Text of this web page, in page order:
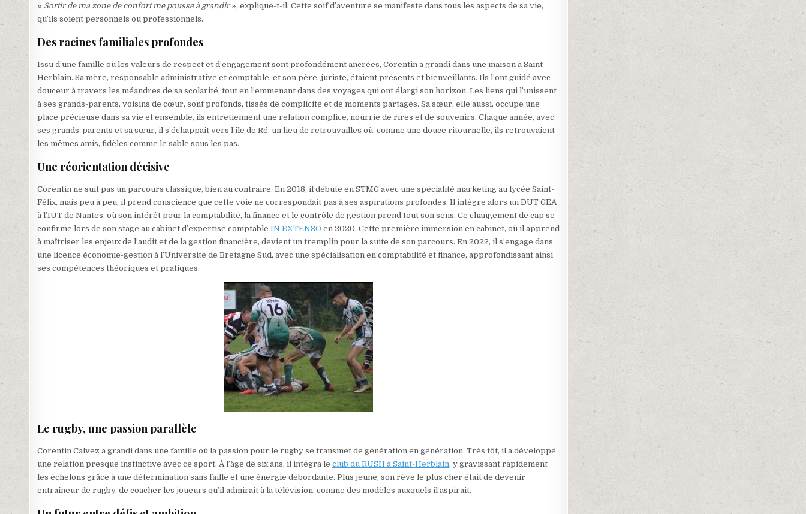
« Sortir de ma zone de confort me pousse à grandir», explique-t-il. Cette soif d’aventure se manifeste dans tous les aspects de sa vie,
qu’ils soient personnels ou professionnels.
Des racines familiales profondes
Issu d’une famille où les valeurs de respect et d’engagement sont profondément ancrées, Corentin a grandi dans une maison à Saint-
Herblain. Sa mère, responsable administrative et comptable, et son père, juriste, étaient présents et bienveillants. Ils l’ont guidé avec
douceur à travers les méandres de sa scolarité, tout en l’emmenant dans des voyages qui ont élargi son horizon. Les liens qui l’unissent
à ses grands-parents, voisins de cœur, sont profonds, tissés de complicité et de moments partagés. Sa sœur, elle aussi, occupe une
place précieuse dans sa vie et ensemble, ils entretiennent une relation complice, nourrie de rires et de souvenirs. Chaque année, avec
ses grands-parents et sa sœur, il s’échappait vers l’île de Ré, un lieu de retrouvailles où, comme une douce ritournelle, ils retrouvaient
les mêmes amis, fidèles comme le sable sous les pas.
Une réorientation décisive
Corentin ne suit pas un parcours classique, bien au contraire. En 2018, il débute en STMG avec une spécialité marketing au lycée Saint-
Félix, mais peu à peu, il prend conscience que cette voie ne correspondait pas à ses aspirations profondes. Il intègre alors un DUT GEA
à l’IUT de Nantes, où son intérêt pour la comptabilité, la finance et le contrôle de gestion prend tout son sens. Ce changement de cap se
confirme lors de son stage au cabinet d’expertise comptable IN EXTENSO en 2020. Cette première immersion en cabinet, où il apprend
à maîtriser les enjeux de l’audit et de la gestion financière, devient un tremplin pour la suite de son parcours. En 2022, il s’engage dans
une licence économie-gestion à l’Université de Bretagne Sud, avec une spécialisation en comptabilité et finance, approfondissant ainsi
ses compétences théoriques et pratiques.
Le rugby, une passion parallèle
Corentin Calvez a grandi dans une famille où la passion pour le rugby se transmet de génération en génération. Très tôt, il a développé
une relation presque instinctive avec ce sport. À l’âge de six ans, il intégra le club du RUSH à Saint-Herblain, y gravissant rapidement
les échelons grâce à une détermination sans faille et une énergie débordante. Plus jeune, son rêve le plus cher était de devenir
entraîneur de rugby, de coacher les joueurs qu’il admirait à la télévision, comme des modèles auxquels il aspirait.